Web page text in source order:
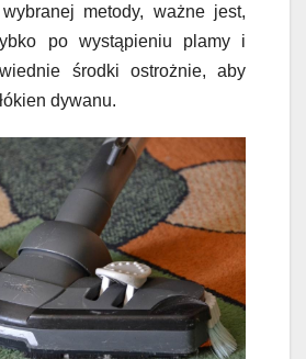
metody, ważne jest,
po wystąpieniu plamy i
środki ostrożnie, aby
dywanu.